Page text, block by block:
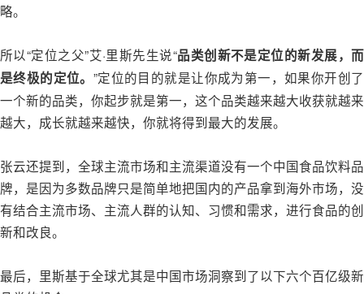
略。
所以“定位之父”艾·里斯先生说“品类创新不是定位的新发展，而
是终极的定位。 ”定位的目的就是让你成为第一，如果你开创了
一个新的品类，你起步就是第一，这个品类越来越大收获就越来
越大，成长就越来越快，你就将得到最大的发展。
张云还提到，全球主流市场和主流渠道没有一个中国食品饮料品
牌，是因为多数品牌只是简单地把国内的产品拿到海外市场，没
有结合主流市场、主流人群的认知、习惯和需求，进行食品的创
新和改良。
最后，里斯基于全球尤其是中国市场洞察到了以下六个百亿级新